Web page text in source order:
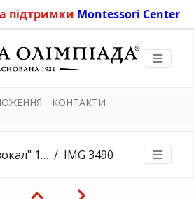
підтримки Montessori Center
КОНТАКТИ
IMG 3490